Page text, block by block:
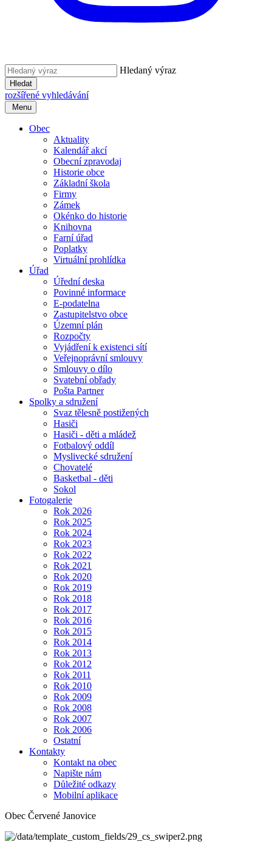
Hledaný výraz
Hledat
rozšířené vyhledávání
Menu
Obec
Aktuality
Kalendář akcí
Obecní zpravodaj
Historie obce
Základní škola
Firmy
Zámek
Okénko do historie
Knihovna
Farní úřad
Poplatky
Virtuální prohlídka
Úřad
Úřední deska
Povinné informace
E-podatelna
Zastupitelstvo obce
Územní plán
Rozpočty
Vyjádření k existenci sítí
Veřejnoprávní smlouvy
Smlouvy o dílo
Svatební obřady
Pošta Partner
Spolky a sdružení
Svaz tělesně postižených
Hasiči
Hasiči - děti a mládež
Fotbalový oddíl
Myslivecké sdružení
Chovatelé
Basketbal - děti
Sokol
Fotogalerie
Rok 2026
Rok 2025
Rok 2024
Rok 2023
Rok 2022
Rok 2021
Rok 2020
Rok 2019
Rok 2018
Rok 2017
Rok 2016
Rok 2015
Rok 2014
Rok 2013
Rok 2012
Rok 2011
Rok 2010
Rok 2009
Rok 2008
Rok 2007
Rok 2006
Ostatní
Kontakty
Kontakt na obec
Napište nám
Důležité odkazy
Mobilní aplikace
Obec Červené Janovice